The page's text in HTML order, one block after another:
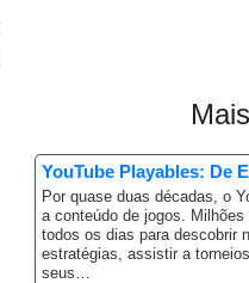
YouTube Playables: De
Por quase duas décadas, o
a conteúdo de jogos.
todos os dias para descobrir
estratégias, assistir a
seus…